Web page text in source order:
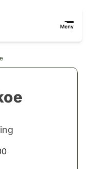
Meny